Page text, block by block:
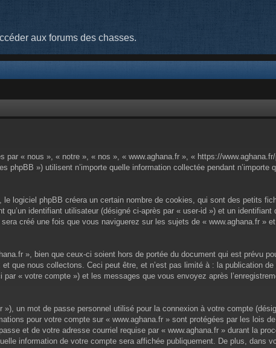
aux forums des chasses.
« nous », « notre », « nos », « www.aghana.fr », « https://
») utilisent n’importe quelle information collectée pendant n’importe
logiciel phpBB créera un certain nombre de cookies, qui sont des petits
identifiant utilisateur (désigné ci-après par « user-id ») et un
créé une fois que vous naviguerez sur les sujets de « www.aghana.fr »
», bien que ceux-ci soient hors de portée du document qui est prévu
que nous collectons. Ceci peut être, et n’est pas limité à : la publication
« votre compte ») et les messages que vous envoyez après
un mot de passe personnel utilisé pour la connexion à votre compte
pour votre compte sur « www.aghana.fr » sont protégées par les lois
et de votre adresse courriel requise par « www.aghana.fr » durant la
information de votre compte sera affichée publiquement. De plus, dans